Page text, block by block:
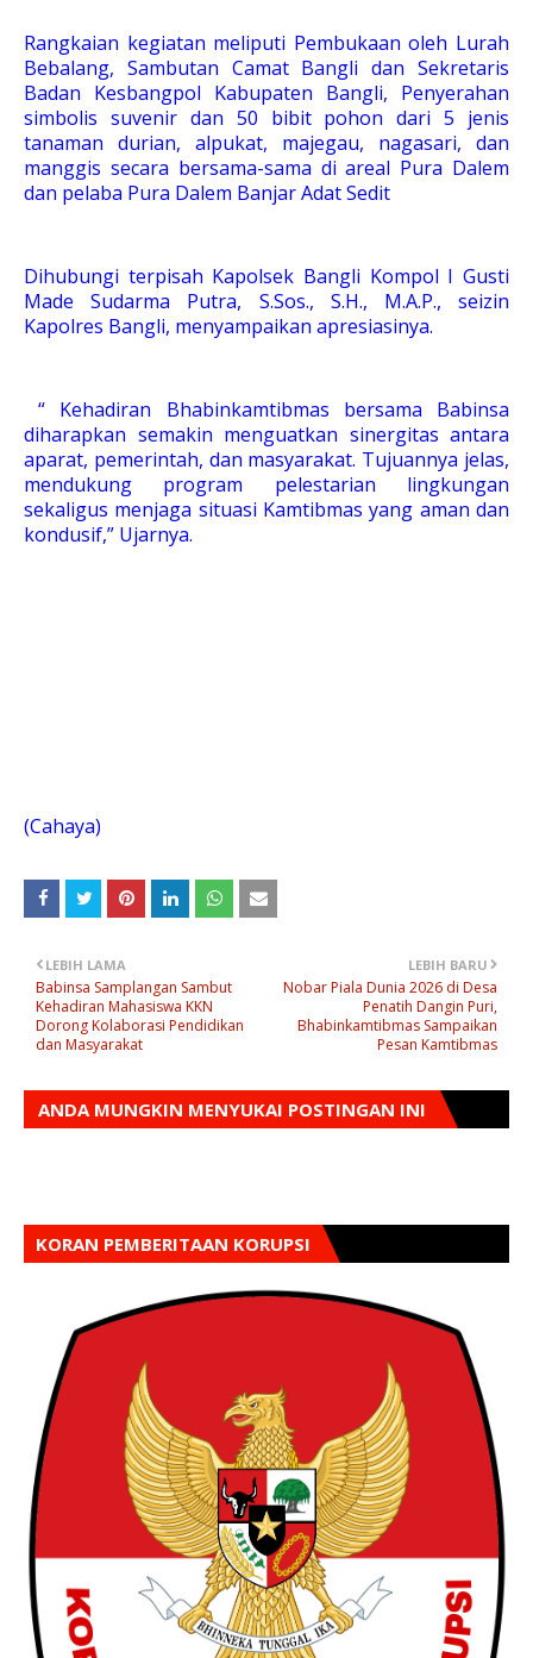
Rangkaian kegiatan meliputi Pembukaan oleh Lurah
Bebalang, Sambutan Camat Bangli dan Sekretaris
Badan Kesbangpol Kabupaten Bangli, Penyerahan
simbolis suvenir dan 50 bibit pohon dari 5 jenis
tanaman durian, alpukat, majegau, nagasari, dan
manggis secara bersama-sama di areal Pura Dalem
dan pelaba Pura Dalem Banjar Adat Sedit
Dihubungi terpisah Kapolsek Bangli Kompol I Gusti
Made Sudarma Putra, S.Sos., S.H., M.A.P., seizin
Kapolres Bangli, menyampaikan apresiasinya.
“ Kehadiran Bhabinkamtibmas bersama Babinsa
diharapkan semakin menguatkan sinergitas antara
aparat, pemerintah, dan masyarakat. Tujuannya jelas,
mendukung program pelestarian lingkungan
sekaligus menjaga situasi Kamtibmas yang aman dan
kondusif,” Ujarnya.
(Cahaya)
LEBIH BARU
Nobar Piala Dunia 2026 di Desa
Penatih Dangin Puri,
Bhabinkamtibmas Sampaikan
Pesan Kamtibmas
LEBIH LAMA
Babinsa Samplangan Sambut
Kehadiran Mahasiswa KKN
Dorong Kolaborasi Pendidikan
dan Masyarakat
ANDA MUNGKIN MENYUKAI POSTINGAN INI
KORAN PEMBERITAAN KORUPSI